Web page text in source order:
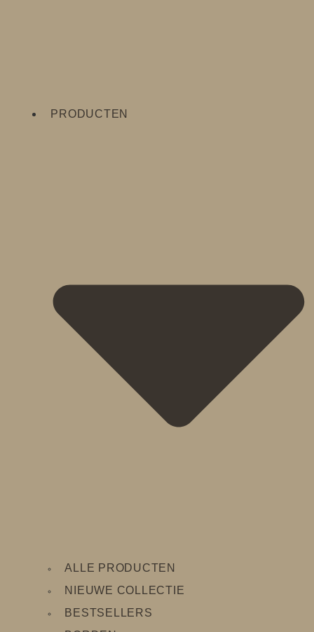
PRODUCTEN
ALLE PRODUCTEN
NIEUWE COLLECTIE
BESTSELLERS